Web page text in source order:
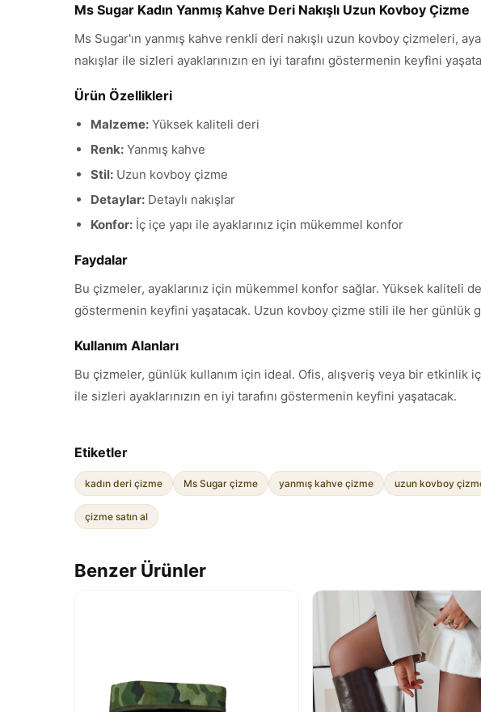
Ms Sugar Kadın Yanmış Kahve Deri Nakışlı Uzun Kovboy Çizme
Ms Sugar'ın yanmış kahve renkli deri nakışlı uzun kovboy çizmeleri,
nakışlar ile sizleri ayaklarınızın en iyi tarafını göstermenin keyfini
Ürün Özellikleri
Malzeme: Yüksek kaliteli deri
Renk: Yanmış kahve
Stil: Uzun kovboy çizme
Detaylar: Detaylı nakışlar
Konfor: İç içe yapı ile ayaklarınız için mükemmel konfor
Faydalar
Bu çizmeler, ayaklarınız için mükemmel konfor sağlar. Yüksek kaliteli
göstermenin keyfini yaşatacak. Uzun kovboy çizme stili ile her günlük
Kullanım Alanları
Bu çizmeler, günlük kullanım için ideal. Ofis, alışveriş veya bir etkinlik
ile sizleri ayaklarınızın en iyi tarafını göstermenin keyfini yaşatacak.
Etiketler
kadın deri çizme Ms Sugar çizme yanmış kahve çizme uzun kovboy
çizme satın al
Benzer Ürünler